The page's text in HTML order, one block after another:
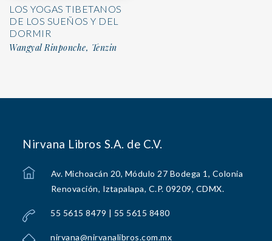
LOS YOGAS TIBETANOS
DE LOS SUEÑOS Y DEL
DORMIR
Wangyal Rinponche, Tenzin
Nirvana Libros S.A. de C.V.
Av. Michoacán 20, Módulo 27 Bodega 1, Colonia
Renovación, Iztapalapa, C.P. 09209, CDMX.
55 5615 8479 | 55 5615 8480
nirvana@nirvanalibros.com.mx